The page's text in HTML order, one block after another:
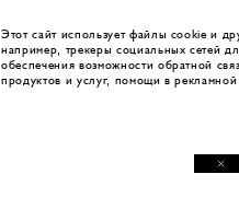
Этот сайт использует файлы cookie и
например, трекеры социальных сетей
обеспечения возможности обратной
продуктов и услуг, помощи в